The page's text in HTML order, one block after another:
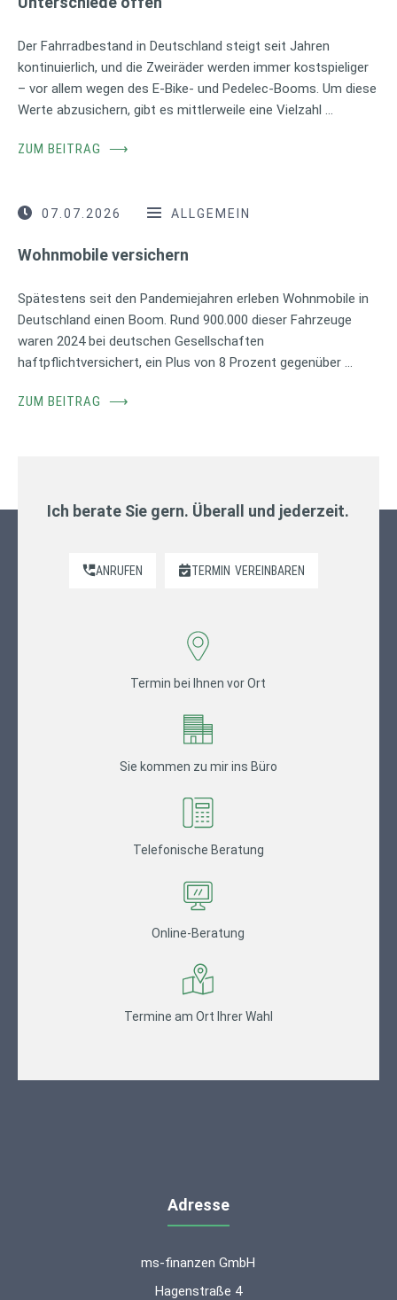
Der Fahrradbestand in Deutschland steigt seit Jahren
kontinuierlich, und die Zweiräder werden immer kostspieliger
– vor allem wegen des E-Bike- und Pedelec-Booms. Um diese
Werte abzusichern, gibt es mittlerweile eine Vielzahl …
ZUM BEITRAG ⟶
07.07.2026 ALLGEMEIN
Wohnmobile versichern
Spätestens seit den Pandemiejahren erleben Wohnmobile in
Deutschland einen Boom. Rund 900.000 dieser Fahrzeuge
waren 2024 bei deutschen Gesellschaften
haftpflichtversichert, ein Plus von 8 Prozent gegenüber …
ZUM BEITRAG ⟶
Ich berate Sie gern. Überall und jederzeit.
ANRUFEN TERMIN VEREINBAREN
Termin bei Ihnen vor Ort
Sie kommen zu mir ins Büro
Telefonische Beratung
Online-Beratung
Termine am Ort Ihrer Wahl
Adresse
ms-finanzen GmbH
Hagenstraße 4